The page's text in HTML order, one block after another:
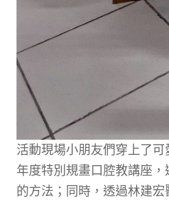
活動現場小朋友們穿上了
年度特別規畫口腔教講座
的方法；同時，透過林建